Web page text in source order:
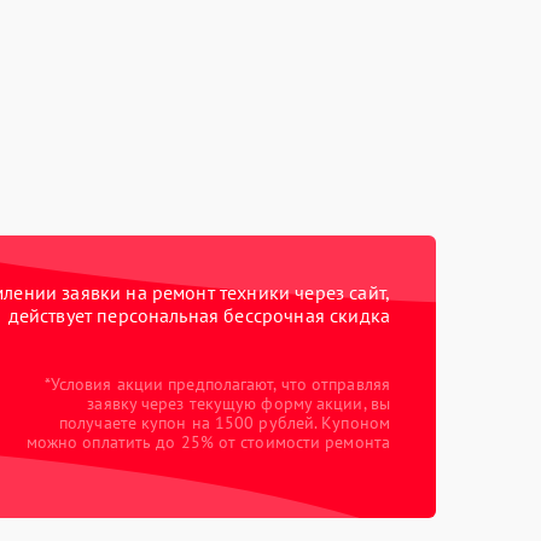
заявки на ремонт техники через сайт,
действует персональная бессрочная скидка
*Условия акции предполагают, что отправляя
заявку через текущую форму акции, вы
получаете купон на 1500 рублей. Купоном
можно оплатить до 25% от стоимости ремонта